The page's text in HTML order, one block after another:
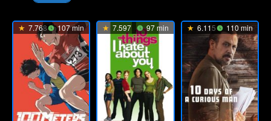
7.768 107 min 7.597 97 min 6.115 110 min